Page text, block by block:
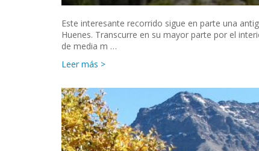
Este interesante recorrido sigue en parte una
Huenes. Transcurre en su mayor parte por el
de media m …
Leer más >